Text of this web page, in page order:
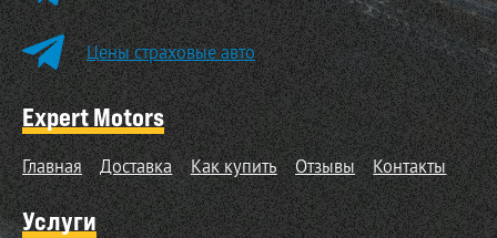
Цены страховые авто
Expert Motors
Главная Доставка Как купить Отзывы Контакты
Услуги